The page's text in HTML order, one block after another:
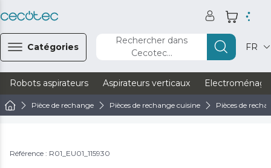
Catégories
Rechercher dans
Cecotec...
FR
Robots aspirateurs Aspirateurs verticaux
Pièce de rechange Pièces de rechange cuisine Pièces de
Référence : R01_EU01_115930